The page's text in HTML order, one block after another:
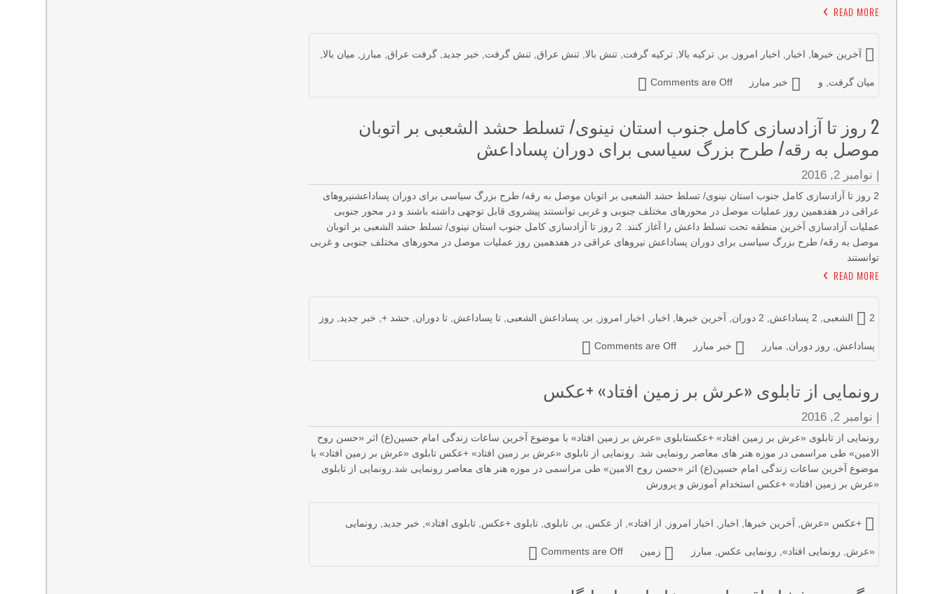
READ MORE
آخرین خبرها اخبار اخبار امروز بر ,ترکیه بالا ,ترکیه گرفت ,تنش بالا ,تنش عراق ,تنش گرفت خبر جدید ,گرفت عراق مبارز میان بالا
میان گرفت و خبر مبارز Comments are Off
2 روز تا آزادسازی کامل جنوب استان نینوی/ تسلط حشد الشعبی بر اتوبان
موصل به رقه/ طرح بزرگ سیاسی برای دوران پساداعش
| نوامبر 2, 2016
2 روز تا آزادسازی کامل جنوب استان نینوی/ تسلط حشد الشعبی بر اتوبان موصل به رقه/ طرح بزرگ سیاسی برای دوران پساداعشنیروهای
عراقی در هفدهمین روز عملیات موصل در محورهای مختلف جنوبی و غربی توانستند پیشروی قابل توجهی داشته باشند و در محور جنوبی
عملیات آزادسازی آخرین منطقه تحت تسلط داعش را آغاز کنند. 2 روز تا آزادسازی کامل جنوب استان نینوی/ تسلط حشد الشعبی بر اتوبان
موصل به رقه/ طرح بزرگ سیاسی برای دوران پساداعش نیروهای عراقی در هفدهمین روز عملیات موصل در محورهای مختلف جنوبی و غربی
توانستند
READ MORE
2 الشعبی 2 پساداعش 2 دوران آخرین خبرها اخبار اخبار امروز بر پساداعش الشعبی ,تا پساداعش ,تا دوران حشد + خبر جدید روز
پساداعش روز دوران مبارز خبر مبارز Comments are Off
رونمایی از تابلوی «عرش بر زمین افتاد» +عکس
| نوامبر 2, 2016
رونمایی از تابلوی «عرش بر زمین افتاد» +عکستابلوی «عرش بر زمین افتاد» با موضوع آخرین ساعات زندگی امام حسین(ع) اثر «حسن روح
الامین» طی مراسمی در موزه هنر های معاصر رونمایی شد. رونمایی از تابلوی «عرش بر زمین افتاد» +عکس تابلوی «عرش بر زمین افتاد» با
موضوع آخرین ساعات زندگی امام حسین(ع) اثر «حسن روح الامین» طی مراسمی در موزه هنر های معاصر رونمایی شد.رونمایی از تابلوی
«عرش بر زمین افتاد» +عکس استخدام آموزش و پرورش
+عکس «عرش آخرین خبرها اخبار اخبار امروز از افتاد» از عکس بر ,تابلوی ,تابلوی +عکس ,تابلوی افتاد» خبر جدید رونمایی
«عرش رونمایی افتاد» رونمایی عکس مبارز زمین Comments are Off